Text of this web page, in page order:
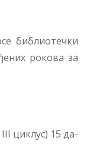
би­бли­о­теч­ки
ро­ко­ва за
III циклус) 15 да­